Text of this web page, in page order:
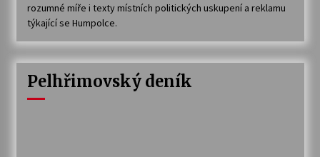
rozumné míře i texty místních politických uskupení a reklamu
týkající se Humpolce.
Pelhřimovský deník